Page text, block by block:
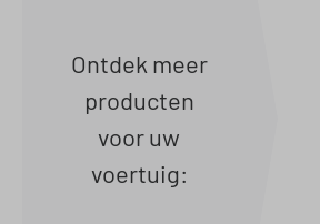
Ontdek meer
producten
voor uw
voertuig: